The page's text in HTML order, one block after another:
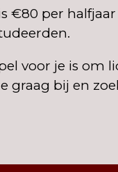
€80 per
voor je is om
graag bij en